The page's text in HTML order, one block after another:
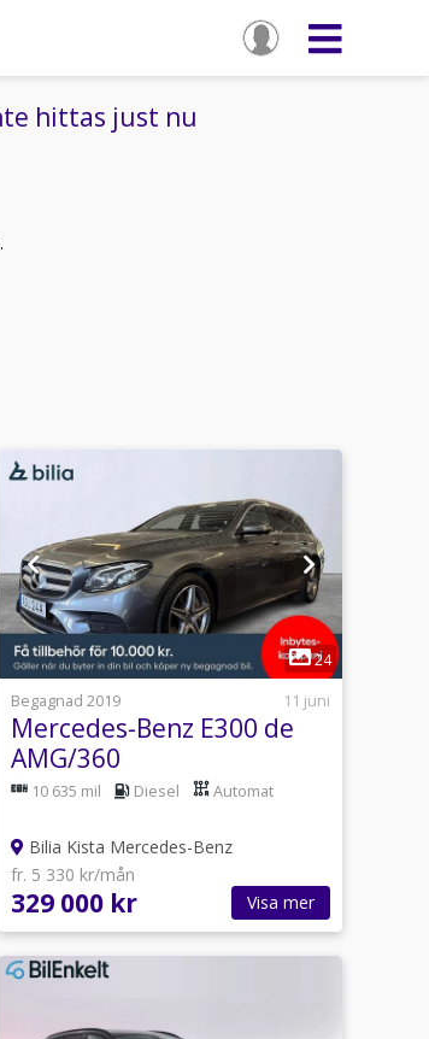
hittas just nu
1
24
Begagnad 2019
11 juni
Mercedes-Benz E300 de
AMG/360
kamera/Multibeam
10 635 mil Diesel Automat
Bilia Kista Mercedes-Benz
fr. 5 330 kr/mån
329 000 kr Visa mer